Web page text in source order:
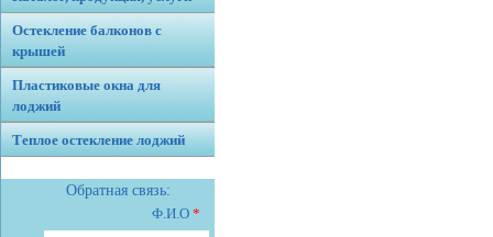
Остекление балконов с
крышей
Пластиковые окна для
лоджий
Теплое остекление лоджий
Обратная связь:
Ф.И.О *